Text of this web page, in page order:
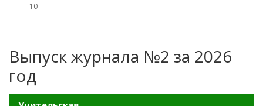
10
Выпуск журнала №2 за 2026
год